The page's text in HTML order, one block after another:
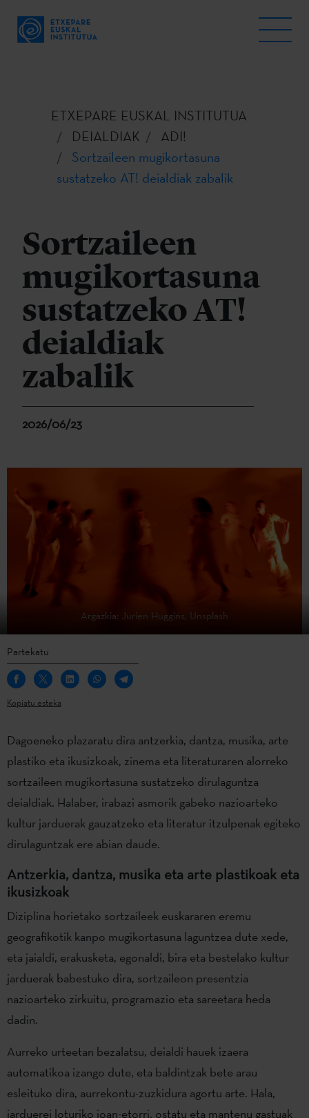
ETXEPARE EUSKAL INSTITUTUA
DEIALDIAK
ADI!
Sortzaileen mugikortasuna
sustatzeko AT! deialdiak zabalik
Sortzaileen
mugikortasuna
sustatzeko AT!
deialdiak
zabalik
2026/06/23
Argazkia: Jurien Huggins, Unsplash
Partekatu
Kopiatu esteka
Dagoeneko plazaratu dira antzerkia, dantza, musika, arte
plastiko eta ikusizkoak, zinema eta literaturaren alorreko
sortzaileen mugikortasuna sustatzeko dirulaguntza
deialdiak. Halaber, irabazi asmorik gabeko nazioarteko
kultur jarduerak gauzatzeko eta literatur itzulpenak egiteko
dirulaguntzak ere abian daude.
Antzerkia, dantza, musika eta arte plastikoak eta
ikusizkoak
Diziplina horietako sortzaileek euskararen eremu
geografikotik kanpo mugikortasuna laguntzea dute xede,
eta jaialdi, erakusketa, egonaldi, bira eta bestelako kultur
jarduerak babestuko dira, sortzaileon presentzia
nazioarteko zirkuitu, programazio eta sareetara heda
dadin.
Aurreko urteetan bezalatsu, deialdi hauek izaera
automatikoa izango dute, eta baldintzak bete arau
esleituko dira, aurrekontu-zuzkidura agortu arte. Hala,
jarduerei loturiko joan-etorri, ostatu eta mantenu gastuak